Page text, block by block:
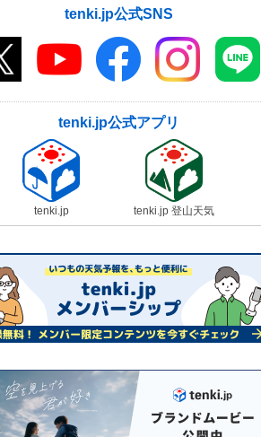
tenki.jp公式SNS
tenki.jp公式アプリ
tenki.jp tenki.jp 登山天気